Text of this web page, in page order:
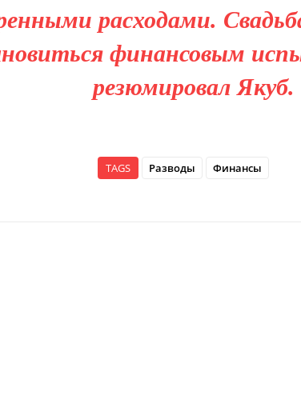
расходами.
финансовым
резюмировал Якуб.
TAGS Разводы Финансы